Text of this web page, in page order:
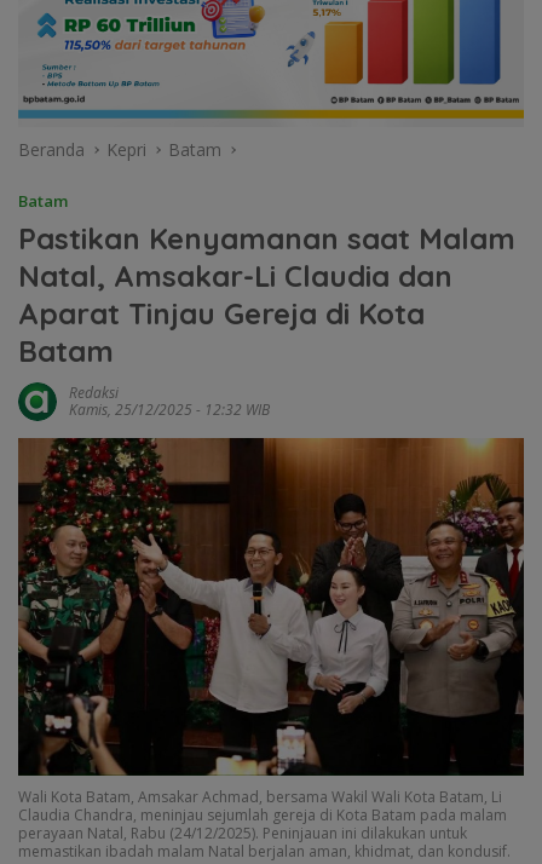
Beranda Kepri Batam
Batam
Pastikan Kenyamanan saat Malam
Natal, Amsakar-Li Claudia dan
Aparat Tinjau Gereja di Kota
Batam
Redaksi
Kamis, 25/12/2025 - 12:32 WIB
Wali Kota Batam, Amsakar Achmad, bersama Wakil Wali Kota Batam, Li
Claudia Chandra, meninjau sejumlah gereja di Kota Batam pada malam
perayaan Natal, Rabu (24/12/2025). Peninjauan ini dilakukan untuk
memastikan ibadah malam Natal berjalan aman, khidmat, dan kondusif.